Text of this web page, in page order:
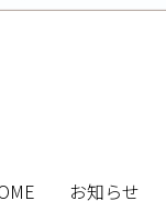
お知らせ